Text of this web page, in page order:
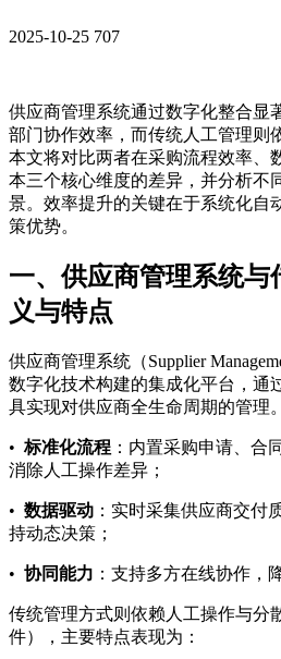
2025-10-25 707
供应商管理系统通过数字化整合显
部门协作效率，而传统人工管理则
本文将对比两者在采购流程效率、
本三个核心维度的差异，并分析不
景。效率提升的关键在于系统化自
策优势。
一、供应商管理系统与
义与特点
供应商管理系统（Supplier
数字化技术构建的集成化平台，通
具实现对供应商全生命周期的管理
• 标准化流程 ：内置采购申请、合
消除人工操作差异；
• 数据驱动 ：实时采集供应商交付
持动态决策；
• 协同能力 ：支持多方在线协作，
传统管理方式则依赖人工操作与分
件），主要特点表现为：